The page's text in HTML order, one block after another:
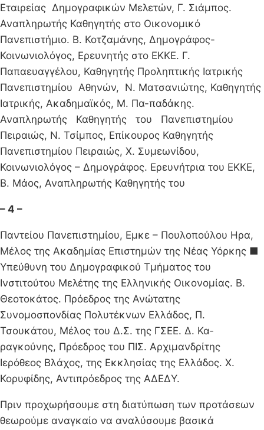
Εταιρείας Δημογραφικών Μελετών, Γ. Σιάμπος.
Αναπληρωτής Καθηγητής στο Οικο­νομικό
Πανεπιστήμιο. Β. Κοτζαμάνης, Δημογράφος-
Κοινωνιολόγος, Ερευνητής στο ΕΚΚΕ. Γ.
Παπαευαγγέλου, Καθη­γητής Προληπτικής Ιατρικής
Πανεπιστημίου Αθηνών, Ν. Ματσανιώτης, Καθηγητής
Ιατρικής, Ακαδημαϊκός, Μ. Πα-παδάκης.
Αναπληρωτής Καθηγητής του Πανεπιστημίου
Πειραιώς, Ν. Τσίμπος, Επίκουρος Καθηγητής
Πανεπιστη­μίου Πειραιώς, Χ. Συμεωνίδου,
Κοινωνιολόγος – Δημογράφος. Ερευνήτρια του ΕΚΚΕ,
Β. Μάος, Αναπληρωτής Καθηγητής του
– 4 –
Παντείου Πανεπιστημίου, Εμκε – Πουλοπούλου Ηρα,
Μέλος της Ακαδημίας Επιστημών της Νέας Υόρκης ■
Υπεύθυνη του Δημογραφικού Τμήματος του
Ινστιτούτου Μελέτης της Ελληνικής Οικονομίας. Β.
Θεοτοκάτος. Πρόεδρος της Ανώτατης
Συνομοσπονδίας Πολυτέκνων Ελ­λάδος, Π.
Τσουκάτου, Μέλος του Δ.Σ. της ΓΣΕΕ. Δ. Κα­
ραγκούνης, Πρόεδρος του ΠΙΣ. Αρχιμανδρίτης
Ιερόθεος Βλάχος, της Εκκλησίας της Ελλάδος. Χ.
Κορυφίδης, Αντι­πρόεδρος της ΑΔΕΔΥ.
Πριν προχωρήσουμε στη διατύπωση των προτάσεων
θεωρούμε αναγκαίο να αναλύσουμε βασικά